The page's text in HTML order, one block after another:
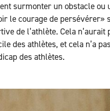
surmonter un obstacle ou
le courage de persévérer»
de l’athlète. Cela
des athlètes, et cela n’a
des athlètes.